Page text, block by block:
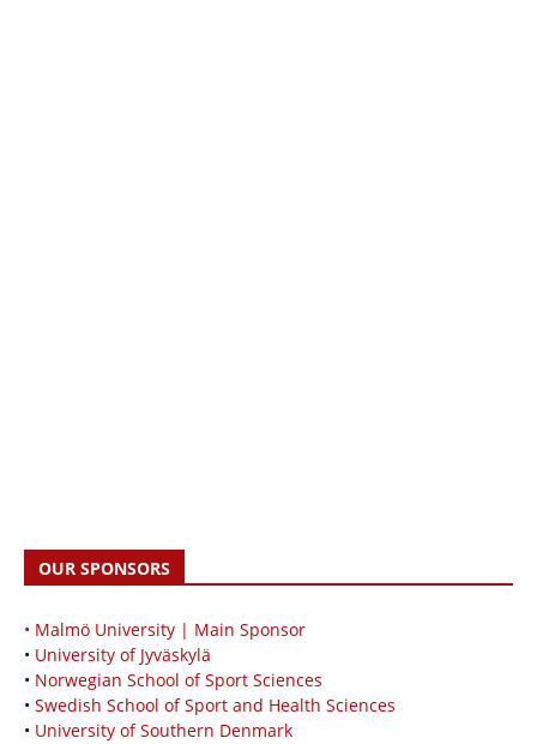
OUR SPONSORS
• Malmö University | Main Sponsor
• University of Jyväskylä
• Norwegian School of Sport Sciences
• Swedish School of Sport and Health Sciences
• University of Southern Denmark